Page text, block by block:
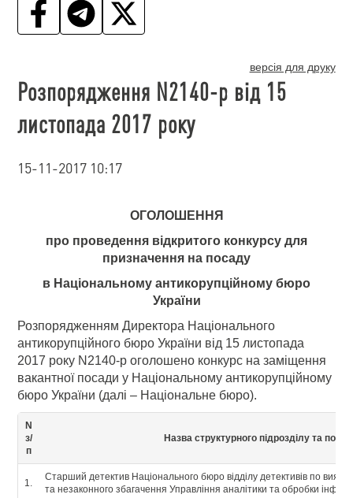
версія для друку
Розпорядження N2140-р від 15
листопада 2017 року
15-11-2017 10:17
ОГОЛОШЕННЯ
про проведення відкритого конкурсу для
призначення на посаду
в Національному антикорупційному бюро
України
Розпорядженням Директора Національного
антикорупційного бюро України від 15 листопада
2017 року N2140-р оголошено конкурс на заміщення
вакантної посади у Національному антикорупційному
бюро України (далі – Національне бюро).
N
з/
п
Назва структурного підрозділу та
1.
Старший детектив Національного бюро відділу детективів по
та незаконного збагачення Управління аналітики та обробки